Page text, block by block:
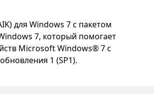
для Windows 7 с пакетом
7, который помогает
Microsoft Windows® 7 с
1 (SP1).